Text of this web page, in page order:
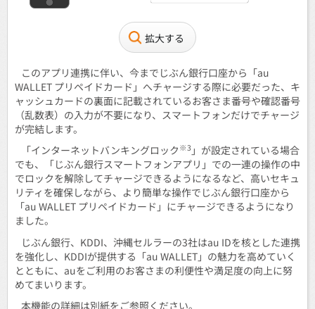
拡大する
このアプリ連携に伴い、今までじぶん銀行口座から「au
WALLET プリペイドカード」へチャージする際に必要だった、キ
ャッシュカードの裏面に記載されているお客さま番号や確認番号
（乱数表）の入力が不要になり、スマートフォンだけでチャージ
が完結します。
「インターネットバンキングロック ※3 」が設定されている場合
でも、「じぶん銀行スマートフォンアプリ」での一連の操作の中
でロックを解除してチャージできるようになるなど、高いセキュ
リティを確保しながら、より簡単な操作でじぶん銀行口座から
「au WALLET プリペイドカード」にチャージできるようになり
ました。
じぶん銀行、KDDI、沖縄セルラーの3社はau IDを核とした連携
を強化し、KDDIが提供する「au WALLET」の魅力を高めていく
とともに、auをご利用のお客さまの利便性や満足度の向上に努
めてまいります。
本機能の詳細は別紙をご参照ください。